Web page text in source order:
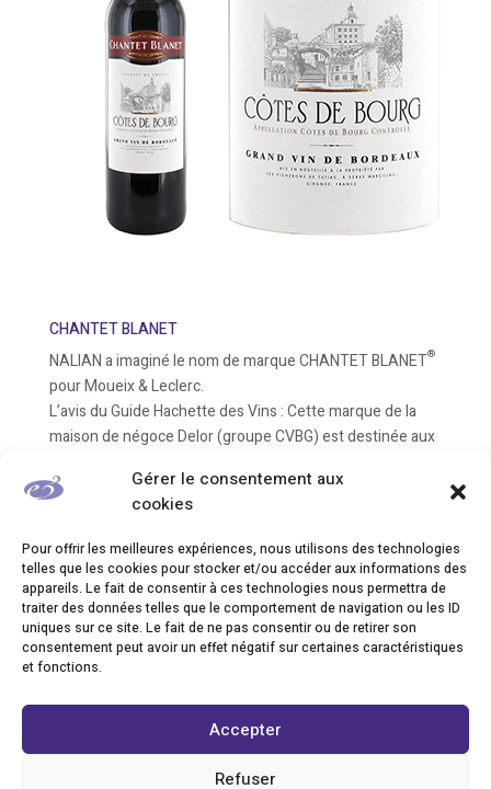
Gérer le consentement aux
cookies
Pour offrir les meilleures expériences, nous utilisons des technologies
telles que les cookies pour stocker et/ou accéder aux informations des
appareils. Le fait de consentir à ces technologies nous permettra de
traiter des données telles que le comportement de navigation ou les ID
uniques sur ce site. Le fait de ne pas consentir ou de retirer son
consentement peut avoir un effet négatif sur certaines caractéristiques
et fonctions.
Accepter
Refuser
CHANTET BLANET
NALIAN a imaginé le nom de marque CHANTET BLANET®
pour Moueix & Leclerc.
L’avis du Guide Hachette des Vins : Cette marque de la
maison de négoce Delor (groupe CVBG) est destinée aux
par sa couleur rubis limpide et brillant, que par son nez de
fruits confits mêlant des notes grillées et du moka. La
bouche, d’abord aimable et souple, évolue vers une
structure bien charpentée et équilibrée. La finale
savoureuse et persistante engage à servir cette bouteille
un dimanche de fête familiale autour d’un gigot d’agneau.
CLIENT
Création de noms de marque, Story naming, Analyse